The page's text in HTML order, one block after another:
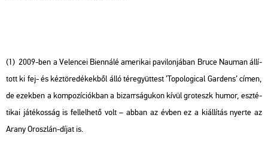
(1) 2009-ben a Ve­len­cei Bi­en­ná­lé ame­ri­kai pa­vi­lon­já­ban Bruce Na­u­man ál­lí­
tott ki fej- és kéz­tö­re­dé­kek­ből álló tér­együt­test ’To­po­log­i­cal Gar­dens’ címen,
de ezek­ben a kom­po­zí­ci­ók­ban a bi­zarr­sá­gu­kon kívül gro­teszk humor, esz­té­
ti­kai já­té­kos­ság is fel­lel­he­tő volt – abban az évben ez a ki­ál­lí­tás nyer­te az
Arany Orosz­lán-díjat is.